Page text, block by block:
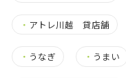
・ アトレ川越 貸店舗
・ うなぎ ・ うまい